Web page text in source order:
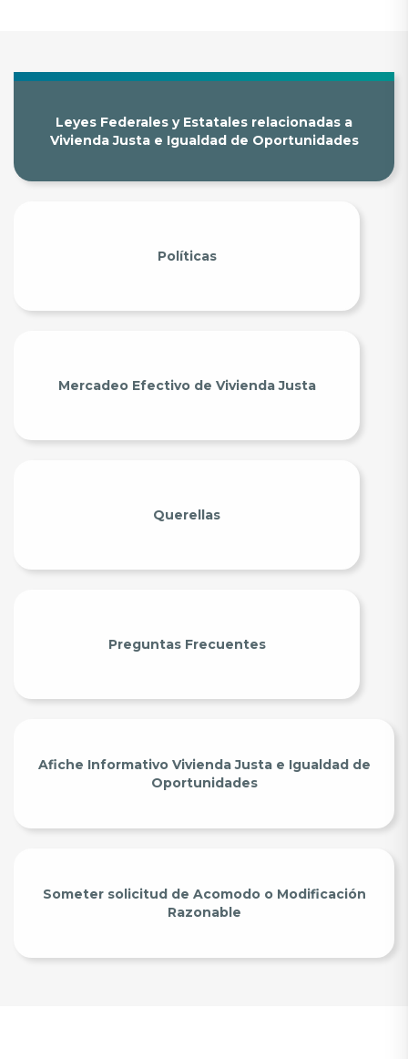
Leyes Federales y Estatales relacionadas a
Vivienda Justa e Igualdad de Oportunidades
Políticas
Mercadeo Efectivo de Vivienda Justa
Querellas
Preguntas Frecuentes
Afiche Informativo Vivienda Justa e Igualdad de
Oportunidades
Someter solicitud de Acomodo o Modificación
Razonable